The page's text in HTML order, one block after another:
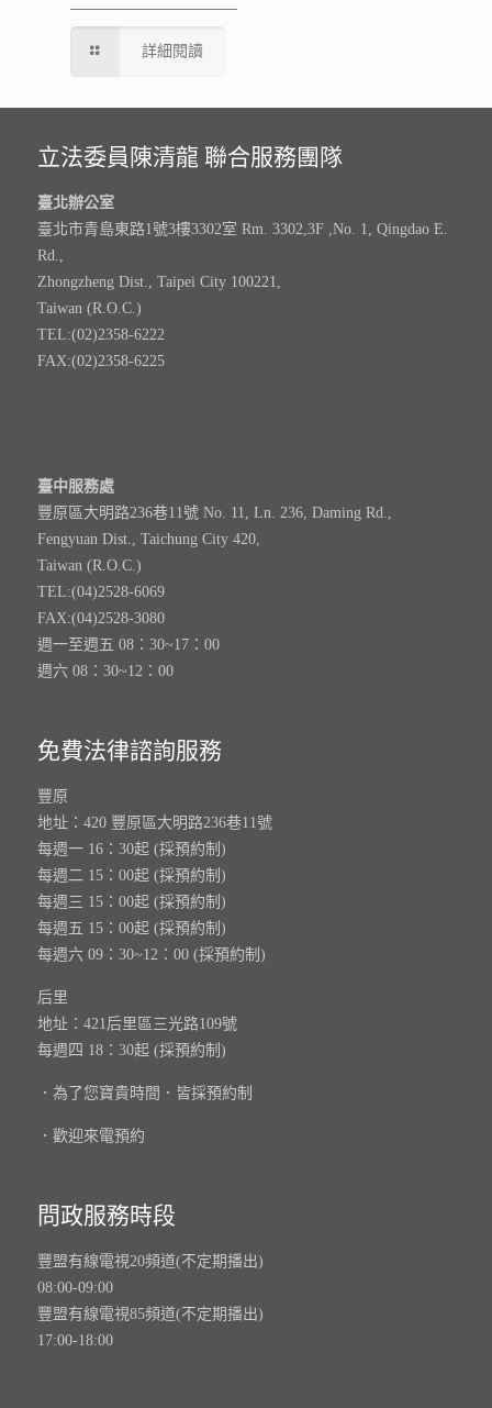
詳細閱讀
立法委員陳清龍 聯合服務團隊
臺北辦公室
臺北市青島東路1號3樓3302室 Rm. 3302,3F ,No. 1, Qingdao E.
Rd.,
Zhongzheng Dist., Taipei City 100221,
Taiwan (R.O.C.)
TEL:(02)2358-6222
FAX:(02)2358-6225
臺中服務處
豐原區大明路236巷11號 No. 11, Ln. 236, Daming Rd.,
Fengyuan Dist., Taichung City 420,
Taiwan (R.O.C.)
TEL:(04)2528-6069
FAX:(04)2528-3080
週一至週五 08：30~17：00
週六 08：30~12：00
免費法律諮詢服務
豐原
地址：420 豐原區大明路236巷11號
每週一 16：30起 (採預約制)
每週二 15：00起 (採預約制)
每週三 15：00起 (採預約制)
每週五 15：00起 (採預約制)
每週六 09：30~12：00 (採預約制)
后里
地址：421后里區三光路109號
每週四 18：30起 (採預約制)
．為了您寶貴時間．皆採預約制
．歡迎來電預約
問政服務時段
豐盟有線電視20頻道(不定期播出)
08:00-09:00
豐盟有線電視85頻道(不定期播出)
17:00-18:00